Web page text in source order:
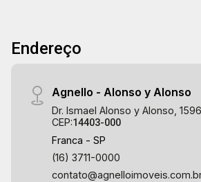
Endereço
Agnello - Alonso y Alonso
Dr. Ismael Alonso y Alonso,
CEP:14403-000
Franca - SP
(16) 3711-0000